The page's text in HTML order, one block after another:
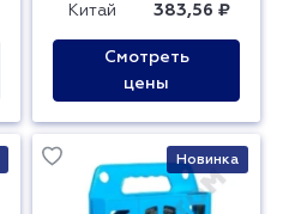
Китай
383,56 ₽
Смотреть
цены
Новинка